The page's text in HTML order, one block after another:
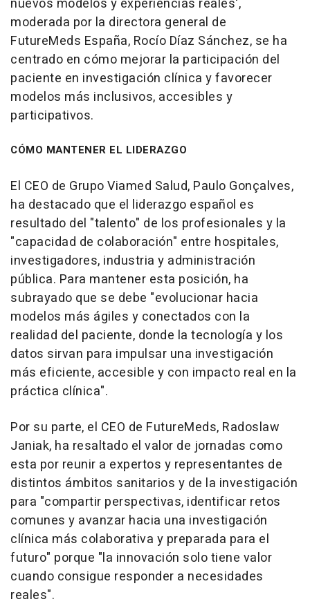
nuevos modelos y experiencias reales',
moderada por la directora general de
FutureMeds España, Rocío Díaz Sánchez, se ha
centrado en cómo mejorar la participación del
paciente en investigación clínica y favorecer
modelos más inclusivos, accesibles y
participativos.
CÓMO MANTENER EL LIDERAZGO
El CEO de Grupo Viamed Salud, Paulo Gonçalves,
ha destacado que el liderazgo español es
resultado del "talento" de los profesionales y la
"capacidad de colaboración" entre hospitales,
investigadores, industria y administración
pública. Para mantener esta posición, ha
subrayado que se debe "evolucionar hacia
modelos más ágiles y conectados con la
realidad del paciente, donde la tecnología y los
datos sirvan para impulsar una investigación
más eficiente, accesible y con impacto real en la
práctica clínica".
Por su parte, el CEO de FutureMeds, Radoslaw
Janiak, ha resaltado el valor de jornadas como
esta por reunir a expertos y representantes de
distintos ámbitos sanitarios y de la investigación
para "compartir perspectivas, identificar retos
comunes y avanzar hacia una investigación
clínica más colaborativa y preparada para el
futuro" porque "la innovación solo tiene valor
cuando consigue responder a necesidades
reales".